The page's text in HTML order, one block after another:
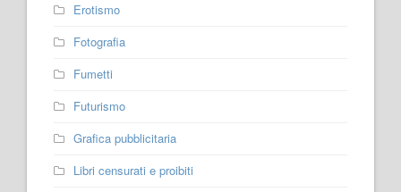
Erotismo
Fotografia
Fumetti
Futurismo
Grafica pubblicitaria
Libri censurati e proibiti